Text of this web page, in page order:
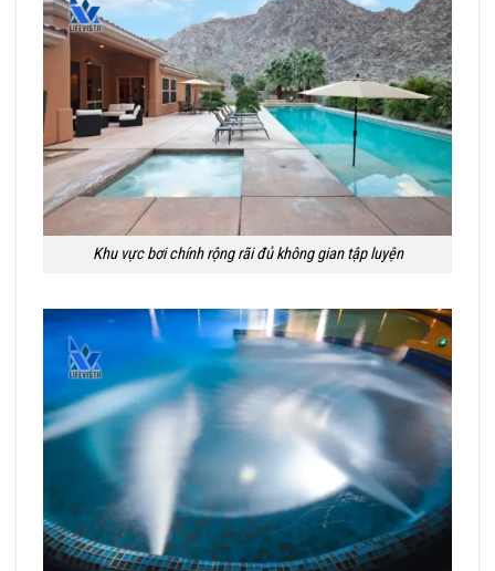
Khu vực bơi chính rộng rãi đủ không gian tập luyện